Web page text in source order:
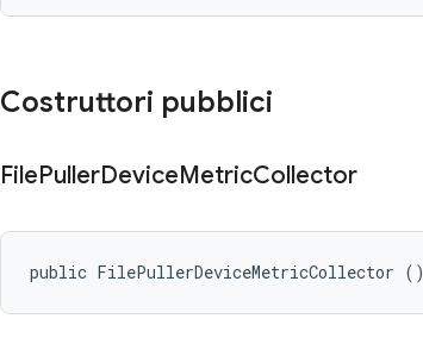
Costruttori pubblici
FilePullerDeviceMetricCollector
public FilePullerDeviceMetricCollector ()